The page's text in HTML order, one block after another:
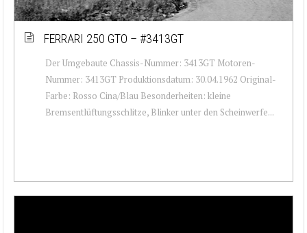
FERRARI 250 GTO – #3413GT
Der Umgebaute Chassis-Nummer: 3413GT Motoren-
Nummer: 3413GT Produktionsdatum: 30.04.1962 Original-
Farbe: Rosso Cina/Blau Besonderheiten: kleine
Bremsentlüftungsschlitze, Blinker unter den Scheinwerfe...